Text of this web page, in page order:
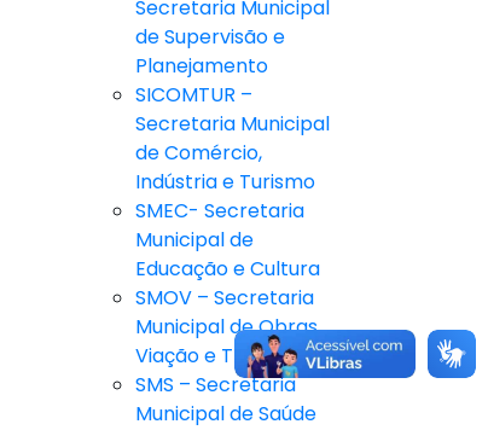
Secretaria Municipal
de Supervisão e
Planejamento
SICOMTUR –
Secretaria Municipal
de Comércio,
Indústria e Turismo
SMEC- Secretaria
Municipal de
Educação e Cultura
SMOV – Secretaria
Municipal de Obras,
Viação e Trânsito
SMS – Secretaria
Municipal de Saúde